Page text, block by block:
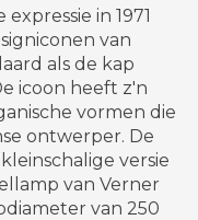
in 1971
van
als de kap
icoon heeft z'n
vormen die
ontwerper. De
versie
van Verner
van 250